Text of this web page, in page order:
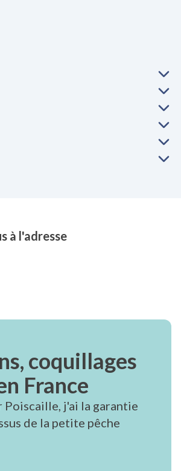
à l'adresse
coquillages
France
Poiscaille, j'ai la garantie
de la petite pêche